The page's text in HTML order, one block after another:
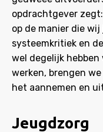
opdrachtgever
op de manier die
systeemkritiek en
wel degelijk
werken, brengen
het aannemen en
Jeugdzorg